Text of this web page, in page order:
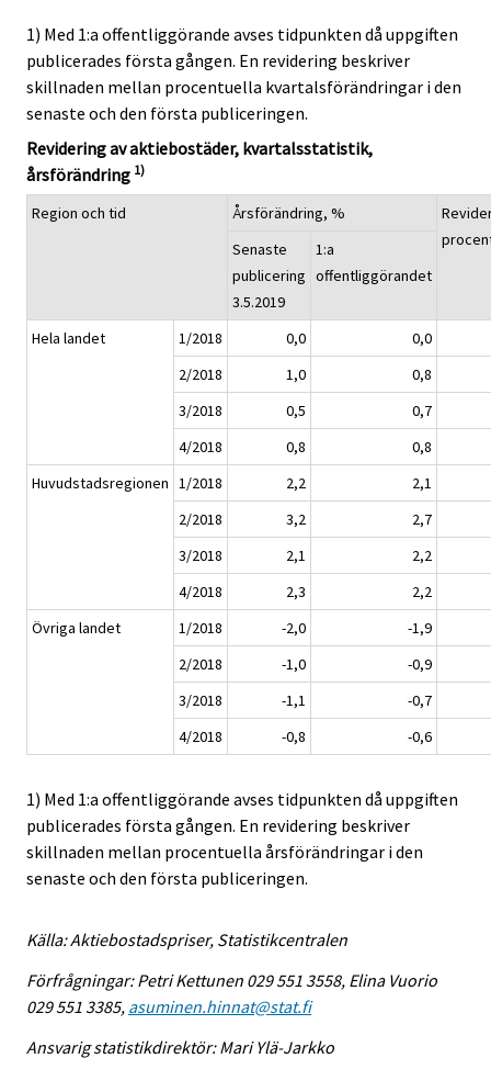
1) Med 1:a offentliggörande avses tidpunkten då uppgiften
publicerades första gången. En revidering beskriver
skillnaden mellan procentuella kvartalsförändringar i den
senaste och den första publiceringen.
Revidering av aktiebostäder, kvartalsstatistik,
årsförändring 1)
Region och tid Årsförändring, %
Senaste
publicering
3.5.2019
1:a
offentliggörandet
Hela landet 1/2018 0,0
0,0
2/2018
1,0
0,8
3/2018
0,5
0,7
4/2018
0,8
0,8
Huvudstadsregionen 1/2018 2,2
2,1
2/2018
3,2
2,7
3/2018
2,1
2,2
4/2018
2,3
2,2
Övriga landet
1/2018 -2,0
-1,9
2/2018
-1,0
-0,9
3/2018
-1,1
-0,7
4/2018
-0,8 -0,6
1) Med 1:a offentliggörande avses tidpunkten då uppgiften
publicerades första gången. En revidering beskriver
skillnaden mellan procentuella årsförändringar i den
senaste och den första publiceringen.
Källa: Aktiebostadspriser, Statistikcentralen
Förfrågningar: Petri Kettunen 029 551 3558, Elina Vuorio
029 551 3385, asuminen.hinnat@stat.fi
Ansvarig statistikdirektör: Mari Ylä-Jarkko